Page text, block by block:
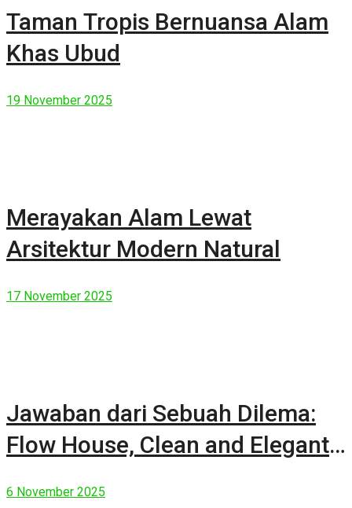
Taman Tropis Bernuansa Alam
Khas Ubud
19 November 2025
Merayakan Alam Lewat
Arsitektur Modern Natural
17 November 2025
Jawaban dari Sebuah Dilema:
Flow House, Clean and Elegant
6 November 2025